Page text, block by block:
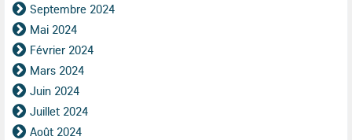
Septembre 2024
Mai 2024
Février 2024
Mars 2024
Juin 2024
Juillet 2024
Août 2024